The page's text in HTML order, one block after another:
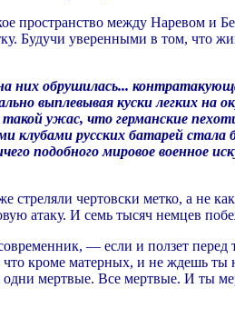
пространство между Наревом и
Будучи уверенными в том, что
на них обрушилась...
выплевывая куски легких на
ужас, что германские
русских батарей стала
подобного мировое военное
стреляли чертовски метко, а
атаку. И семь тысяч немцев
— если и ползет перед
кроме матерных, и не ждешь
мертвые. Все мертвые. И ты